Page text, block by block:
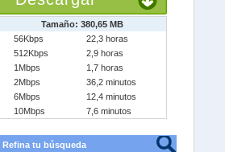
Tamaño: 380,65 MB
56Kbps
22,3 horas
512Kbps
2,9 horas
1Mbps
1,7 horas
2Mbps
36,2 minutos
6Mbps
12,4 minutos
10Mbps
7,6 minutos
Refina tu búsqueda